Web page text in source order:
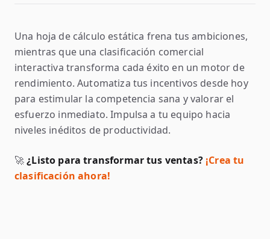
Una hoja de cálculo estática frena tus ambiciones,
mientras que una clasificación comercial
interactiva transforma cada éxito en un motor de
rendimiento. Automatiza tus incentivos desde hoy
para estimular la competencia sana y valorar el
esfuerzo inmediato. Impulsa a tu equipo hacia
niveles inéditos de productividad.
🚀¿Listo para transformar tus ventas? ¡Crea tu
clasificación ahora!